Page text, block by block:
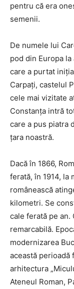
pentru că era
semenii.
De numele lui
pod din Europa
care a purtat
Carpați, castelul
cele mai vizitate
Constanţa intră
care a pus piatra
țara noastră.
Dacă în 1866,
ferată, în 1914, la
românească
kilometri. Se
cale ferată pe
remarcabilă.
modernizarea
această perioadă
arhitectura
Ateneul Roman,